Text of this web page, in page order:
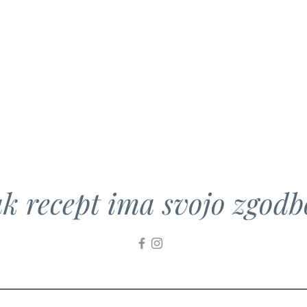
recept ima svojo